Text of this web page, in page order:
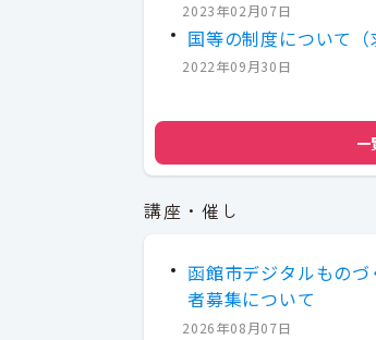
2023年02月07日
国等の制度について（
2022年09月30日
一
講座・催し
函館市デジタルもの
者募集について
2026年08月07日